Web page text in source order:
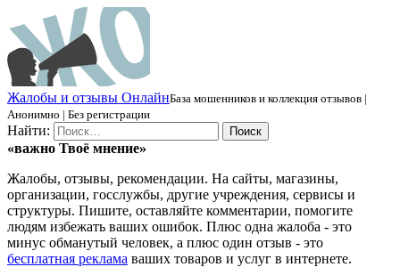
Жалобы и отзывы ОнлайнБаза мошенников и коллекция отзывов |
Анонимно | Без регистрации
Найти:
«важно Твоё мнение»
Жалобы, отзывы, рекомендации. На сайты, магазины,
организации, госслужбы, другие учреждения, сервисы и
структуры. Пишите, оставляйте комментарии, помогите
людям избежать ваших ошибок. Плюс одна жалоба - это
минус обманутый человек, а плюс один отзыв - это
бесплатная реклама ваших товаров и услуг в интернете.